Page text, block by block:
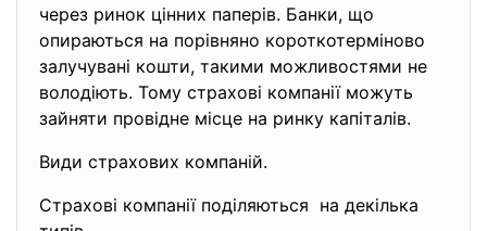
через ринок цінних паперів. Банки, що
опираються на порівняно короткотерміново
залучувані кошти, такими можливостями не
володіють. Тому страхові компанії можуть
зайняти провідне місце на ринку капіталів.
Види страхових компаній.
Страхові компанії поділяються на декілька